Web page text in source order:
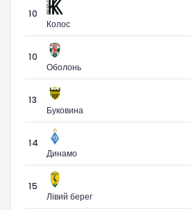
10
Колос
10
Оболонь
13
Буковина
14
Динамо
15
Лівий берег